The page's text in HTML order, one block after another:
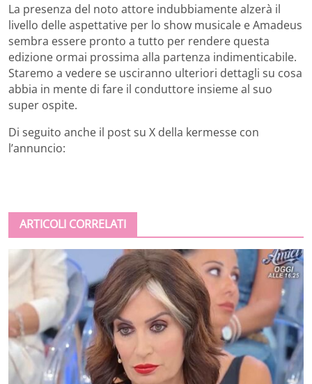
La presenza del noto attore indubbiamente alzerà il
livello delle aspettative per lo show musicale e Amadeus
sembra essere pronto a tutto per rendere questa
edizione ormai prossima alla partenza indimenticabile.
Staremo a vedere se usciranno ulteriori dettagli su cosa
abbia in mente di fare il conduttore insieme al suo
super ospite.
Di seguito anche il post su X della kermesse con
l’annuncio:
ARTICOLI CORRELATI